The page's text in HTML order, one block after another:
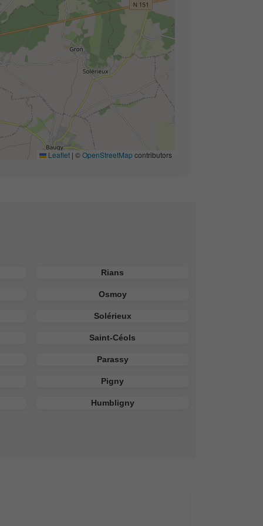
Leaflet | ©OpenStreetMapcontributors
Rians
Osmoy
Solérieux
Saint-Céols
Parassy
Pigny
Humbligny